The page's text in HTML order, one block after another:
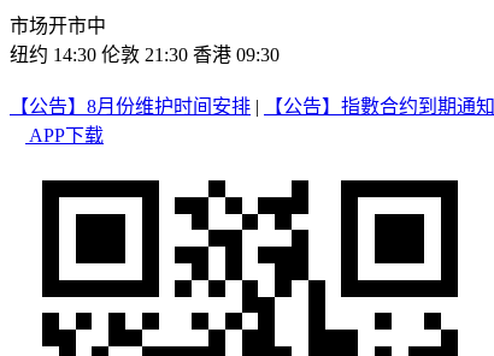
市场开市中
纽约 14:30 伦敦 21:30 香港 09:30
【公告】8月份维护时间安排 | 【公告】指數合约到期通知
APP下载